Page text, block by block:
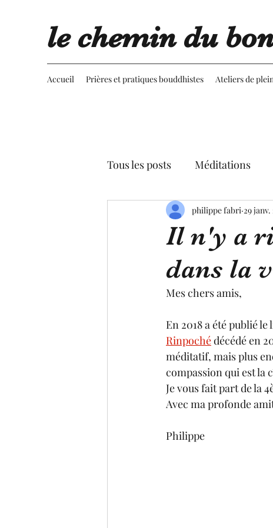
le chemin du
Accueil Prières et pratiques bouddhistes Ateliers de
Tous les posts Méditations
Retournement du regard
Advaita vedanta Spectacle
Il n'y a
dans la
philippe fabri 29 janv.
Mes chers amis,
En 2018 a été publié
Rinpoché décédé en
méditatif, mais plus
compassion qui est la
Je vous fait part de la
Avec ma profonde
Philippe